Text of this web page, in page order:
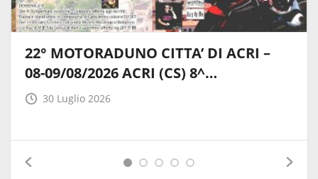
22° MOTORADUNO CITTA’ DI ACRI –
08-09/08/2026 ACRI (CS) 8^…
30 Luglio 2026